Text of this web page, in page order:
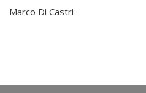
Marco Di Castri